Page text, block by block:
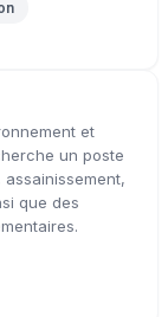
et
un poste
assainissement,
que des